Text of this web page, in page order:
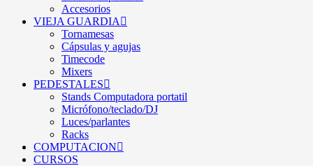
Accesorios
VIEJA GUARDIA
Tornamesas
Cápsulas y agujas
Timecode
Mixers
PEDESTALES
Stands Computadora portatil
Micrófono/teclado/DJ
Luces/parlantes
Racks
COMPUTACION
CURSOS